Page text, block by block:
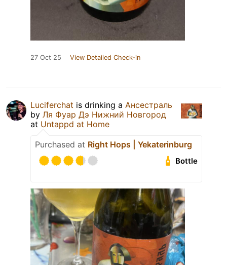
27 Oct 25 View Detailed Check-in
Luciferchat is drinking a Ансестраль
by Ля Фуар Дэ Нижний Новгород
at Untappd at Home
Purchased at Right Hops | Yekaterinburg
Bottle